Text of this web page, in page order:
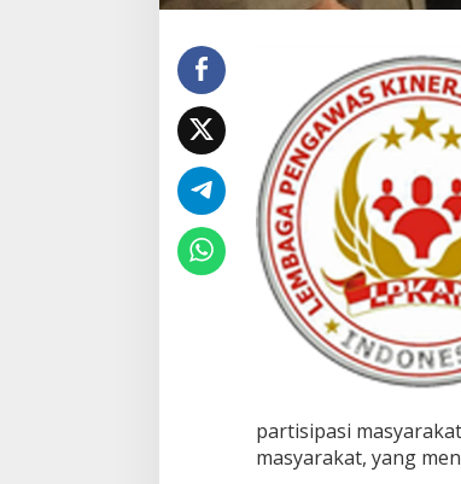
A
I
N
D
O
N
E
S
I
A
U
N
T
U
K
S
B
U
A
partisipasi
masyarakat, yang